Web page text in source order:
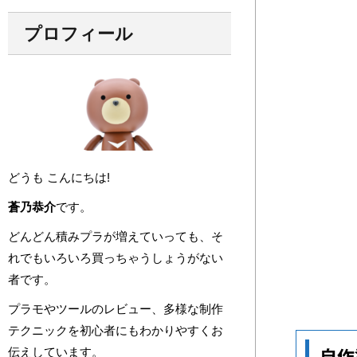
プロフィール
どうも こんにちは!
蒼乃恭介です。
どんどん積みプラが増えていっても、そ
れでもいろいろ買っちゃうしょうがない
者です。
プラモやツールのレビュー、多様な制作
テクニックを初心者にもわかりやすくお
伝えしています。